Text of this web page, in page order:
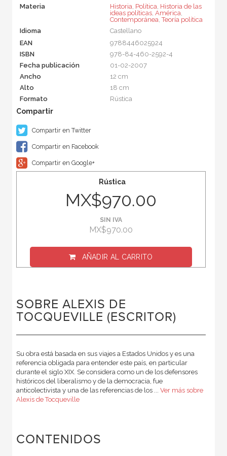
Materia
Historia, Política, Historia de las
ideas políticas, América,
Contemporánea,Teoría política
Idioma
Castellano
EAN
9788446025924
ISBN
978-84-460-2592-4
Fecha publicación
01-02-2007
Ancho
12 cm
Alto
18 cm
Formato
Rústica
Compartir en Twitter
Compartir en Facebook
Compartir en Google+
Rústica
MX$970.00
SIN IVA
MX$970.00
AÑADIR AL CARRITO
SOBRE ALEXIS DE
TOCQUEVILLE (ESCRITOR)
Su obra está basada en sus viajes a Estados Unidos y es una
referencia obligada para entender este país, en particular
durante el siglo XIX. Se considera como un de los defensores
históricos del liberalismo y de la democracia, fue
anticolectivista y una de las referencias de los ... Ver más sobre
Alexis de Tocqueville
CONTENIDOS